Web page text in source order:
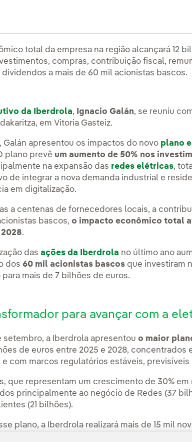
total da empresa na região alcançará 12
compras, contribuição fiscal,
a mais de 60 mil acionistas bascos.
da Iberdrola, Ignacio Galán, se reuniu
em Vitoria Gasteiz.
Galán apresentou os impactos do novo plano
plano prevê um aumento de 50% nos
na expansão das redes elétricas,
de integrar a nova demanda industrial e
em digitalização.
a centenas de fornecedores locais, a
bascos,o impacto econômico total
.
dasações da Iberdrola no último ano
dos 60 mil acionistas bascos que investiram
mais de 7 bilhões de euros.
para avançar com a
setembro, a Iberdrola apresentouo maior
de euros entre 2025 e 2028, concentrados
com marcos regulatórios estáveis, previsíveis
que representam um crescimento de 30% em
principalmente ao negócio de Redes (37
(21 bilhões).
plano, a Iberdrola realizará mais de 15 mil